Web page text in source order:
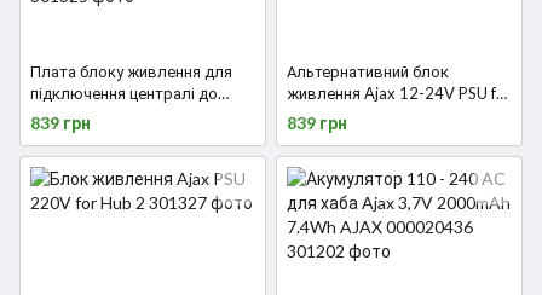
Плата блоку живлення для
підключення централі до
низьковольтного джерела
живлення Ajax 6V PSU for Hub
2/Hub 2 Plus
839 грн
Альтернативний блок
живлення Ajax 12-24V PSU for
Hub 2/Hub2+
839 грн